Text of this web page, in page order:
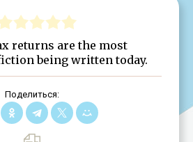
returns are the most
being written today.
Поделиться: